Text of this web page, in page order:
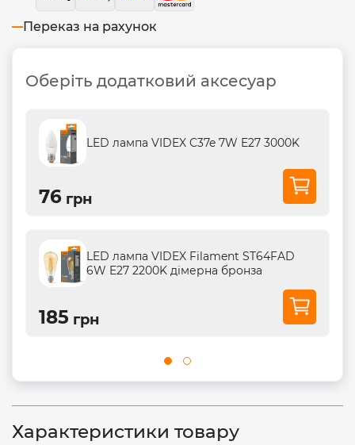
Переказ на рахунок
Оберіть додатковий аксесуар
LED лампа VIDEX C37e 7W E27 3000K
76 грн
LED лампа VIDEX Filament ST64FAD
6W E27 2200K дімерна бронза
185 грн
Характеристики товару